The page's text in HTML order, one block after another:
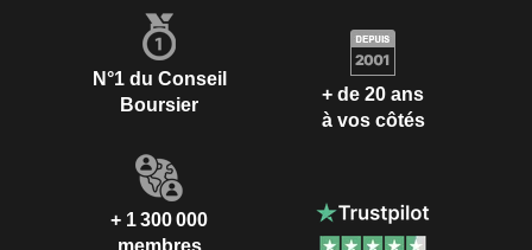
N°1 du Conseil
Boursier
+ de 20 ans
à vos côtés
+ 1 300 000
membres